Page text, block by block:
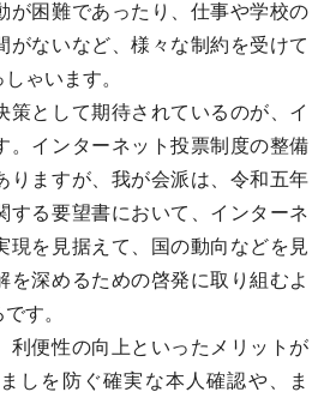
が困難であったり、仕事や学校の
がないなど、様々な制約を受けて
ゃいます。
として期待されているのが、イ
。インターネット投票制度の整備
りますが、我が会派は、令和五年
する要望書において、インターネ
現を見据えて、国の動向などを見
を深めるための啓発に取り組むよ
す。
便性の向上といったメリットが
しを防ぐ確実な本人確認や、ま